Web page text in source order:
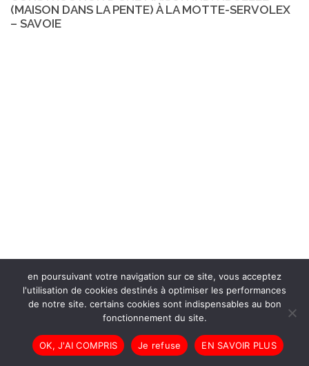
(MAISON DANS LA PENTE) À LA MOTTE-SERVOLEX
– SAVOIE
en poursuivant votre navigation sur ce site, vous acceptez
l'utilisation de cookies destinés à optimiser les performances
de notre site. certains cookies sont indispensables au bon
fonctionnement du site.
OK, J'AI COMPRIS Je refuse EN SAVOIR PLUS